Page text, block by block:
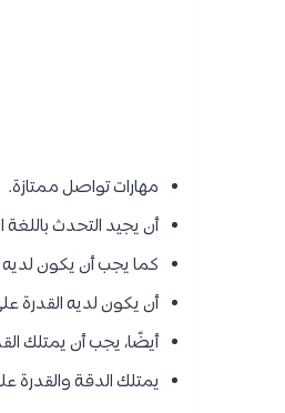
مهارات تواصل ممتازة.
أن يجيد التحدث باللغة
كما يجب أن يكون
أن يكون لديه القدرة
أيضًا، يجب أن يمتلك
يمتلك الدقة والقدرة